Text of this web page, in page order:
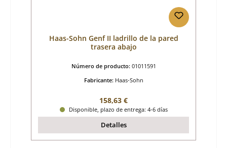
Haas-Sohn Genf II ladrillo de la pared
trasera abajo
Número de producto: 01011591
Fabricante: Haas-Sohn
Precio normal:
158,63 €
Disponible, plazo de entrega: 4-6 días
Detalles